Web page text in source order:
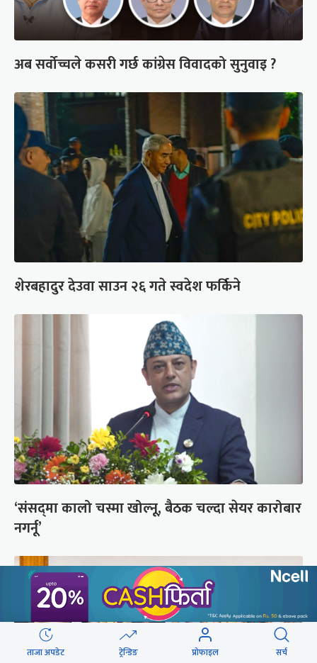
अब सर्वोच्चले कसरी गर्छ कांग्रेस विवादको सुनुवाइ ?
शेरबहादुर देउवा साउन २६ गते स्वदेश फर्किने
‘संसद्‍मा कालो चस्मा खोल्नू, बैठक चल्दा सेयर कारोबार
नगर्नू’
ताजा अपडेट ट्रेन्डिङ प्रोफाइल सर्च